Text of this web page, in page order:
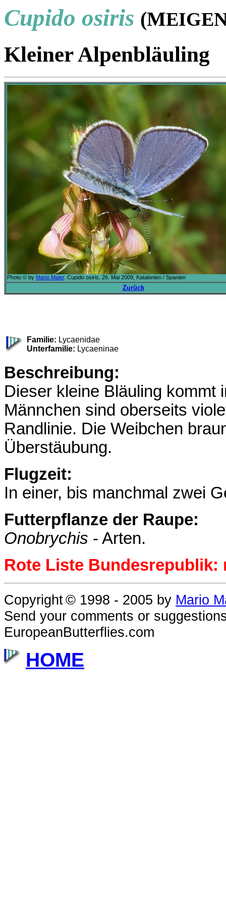
Cupido osiris (M
Kleiner Alpenbläuling
Photo © by Mario Maier. Cupido osiris, 26. Mai 2009, Katalonien / Spanien
Zurück
Familie: Lycaenidae
Unterfamilie: Lycaeninae
Beschreibung:
Dieser kleine Bläuling kommt
Männchen sind oberseits
Randlinie. Die Weibchen
Überstäubung.
Flugzeit:
In einer, bis manchmal zwei
Futterpflanze der Raupe:
Onobrychis - Arten.
Rote Liste Bundesrepublik:
Copyright© 1998 - 2005 by Mario
Send your comments or
EuropeanButterflies.com
HOME